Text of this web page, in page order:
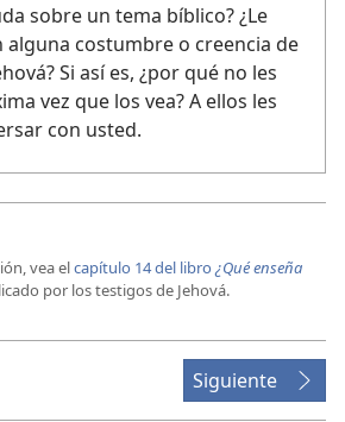
sobre un tema bíblico? ¿Le
alguna costumbre o creencia de
Si así es, ¿por qué no les
vez que los vea? A ellos les
con usted.
vea elcapítulo 14 del libro ¿Qué enseña
por los testigos de Jehová.
Siguiente